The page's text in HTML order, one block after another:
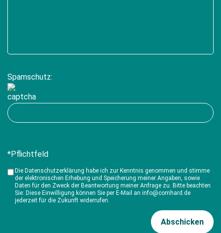
Spamschutz:
*Pflichtfeld
Die Datenschutzerklärung habe ich zur Kenntnis genommen und stimme
der elektronischen Erhebung und Speicherung meiner Angaben, sowie
Daten für den Zweck der Beantwortung meiner Anfrage zu. Bitte beachten
Sie: Diese Einwilligung können Sie per E-Mail an info@comhard.de
jederzeit für die Zukunft widerrufen.